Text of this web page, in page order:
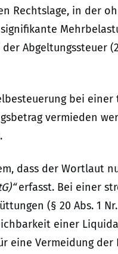
Rechtslage, in der
der Abgeltungssteuer
bei
vermieden
dass der Wortlaut
erfasst. Bei einer
(§ 20 Abs. 1
einer
eine Vermeidung